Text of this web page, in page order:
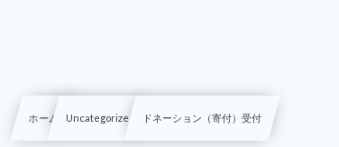
ホーム Uncategorized ドネーション（寄付）受付